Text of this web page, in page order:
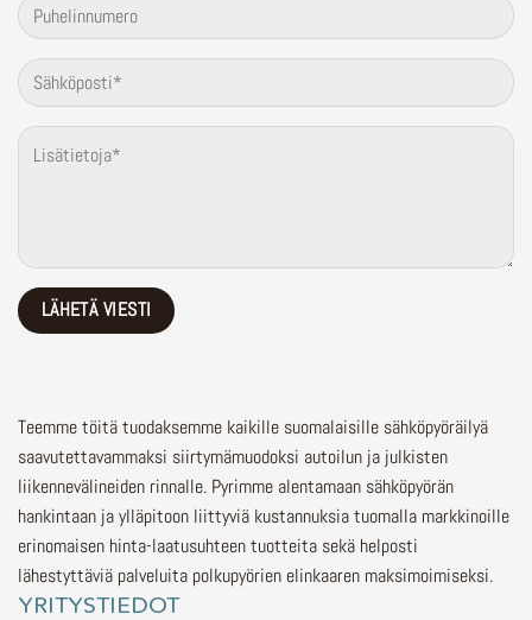
Teemme töitä tuodaksemme kaikille suomalaisille sähköpyöräilyä
saavutettavammaksi siirtymämuodoksi autoilun ja julkisten
liikennevälineiden rinnalle. Pyrimme alentamaan sähköpyörän
hankintaan ja ylläpitoon liittyviä kustannuksia tuomalla markkinoille
erinomaisen hinta-laatusuhteen tuotteita sekä helposti
lähestyttäviä palveluita polkupyörien elinkaaren maksimoimiseksi.
YRITYSTIEDOT